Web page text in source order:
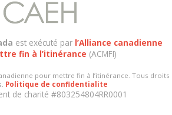
est exécuté par l’Alliance canadienne
fin à l’itinérance (ACMFI)
pour mettre fin à l’itinérance. Tous droits
Politique de confidentialite
de charité #803254804RR0001